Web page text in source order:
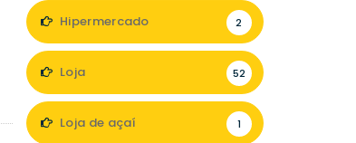
Hipermercado 2
Loja 52
Loja de açaí 1